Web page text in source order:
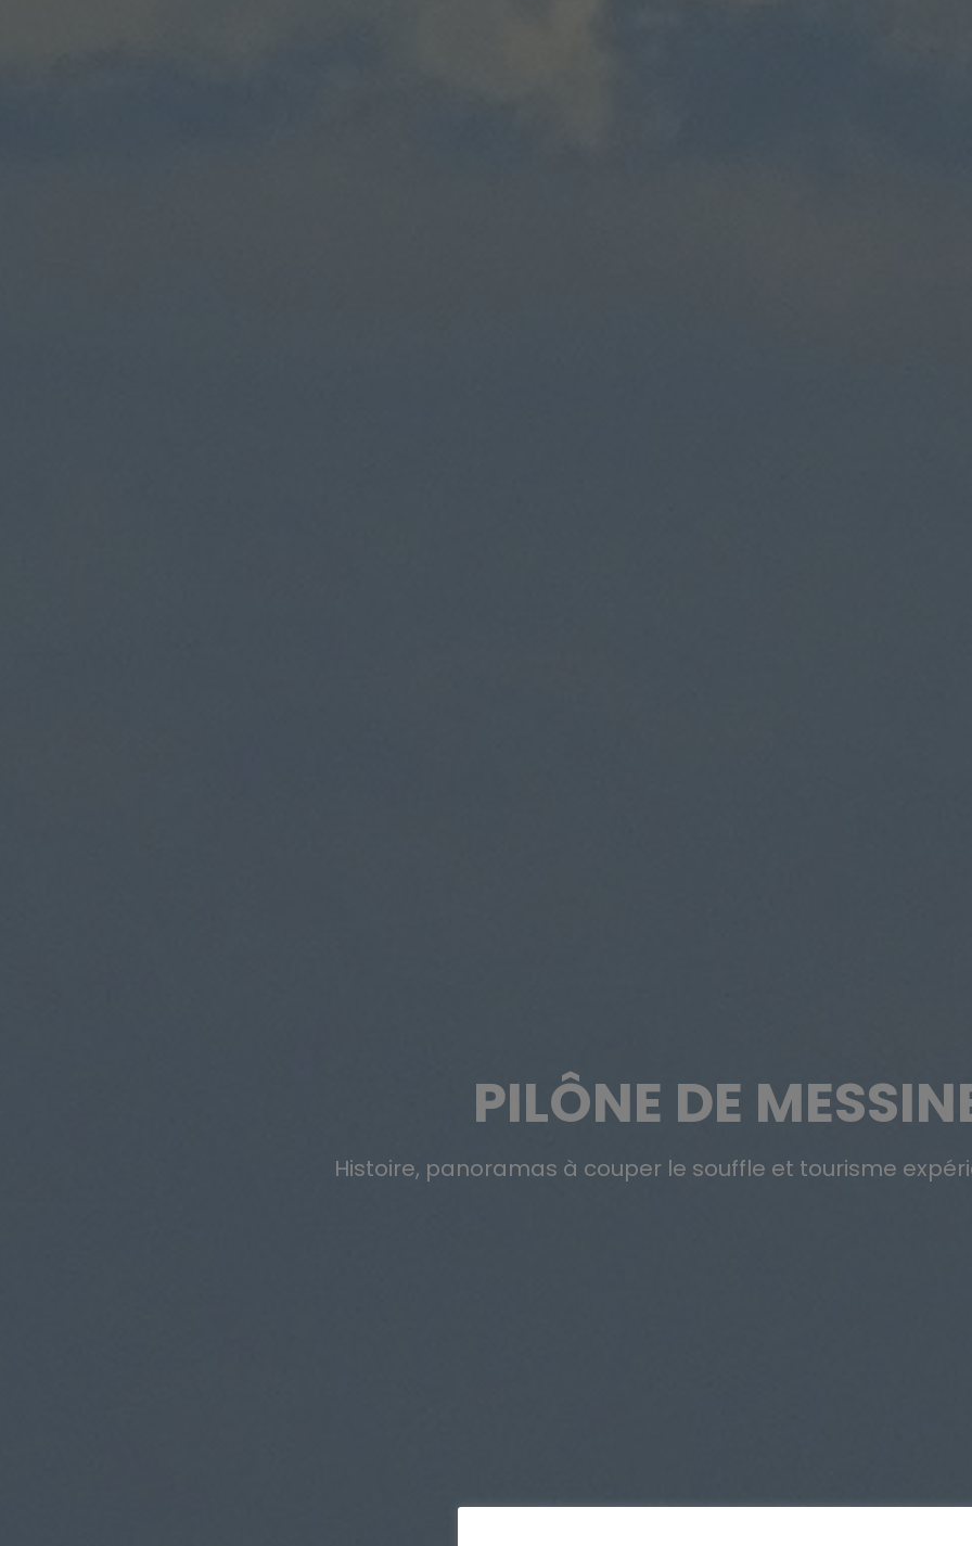
PILÔNE DE
Histoire, panoramas à couper le souffle et tourisme